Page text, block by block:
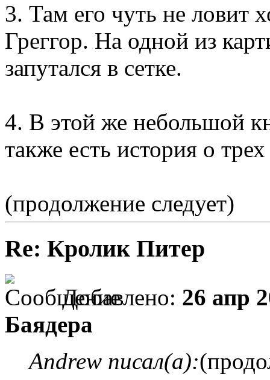
3. Там его чуть не ловит
Греггор. На одной из
запутался в сетке.
4. В этой же небольшой
также есть история о
(продолжение следует)
Re: Кролик Питер
Добавлено: 26 апр
Баядера
Andrew писал(а):